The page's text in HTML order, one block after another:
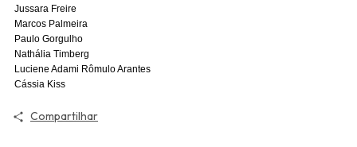
Jussara Freire
Marcos Palmeira
Paulo Gorgulho
Nathália Timberg
Luciene Adami Rômulo Arantes
Cássia Kiss
Compartilhar